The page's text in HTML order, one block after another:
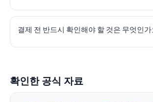
결제 전 반드시 확인해야 할 것은 무엇인가
확인한 공식 자료